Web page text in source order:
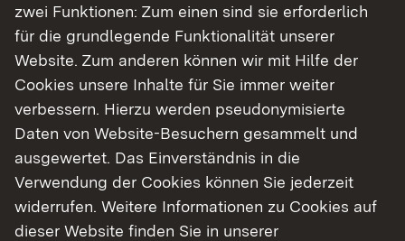
Instandsetzung des Kulturdenkmals ist eine
Kernsanierung notwenig.
Informationen zu den Baulasten auf Anfrage
Show larger version for:Show larger version for:Show larger version
zwei Funktionen: Zum einen sind sie erforderlich
für die grundlegende Funktionalität unserer
Website. Zum anderen können wir mit Hilfe der
Cookies unsere Inhalte für Sie immer weiter
verbessern. Hierzu werden pseudonymisierte
Daten von Website-Besuchern gesammelt und
ausgewertet. Das Einverständnis in die
Verwendung der Cookies können Sie jederzeit
widerrufen. Weitere Informationen zu Cookies auf
dieser Website finden Sie in unserer